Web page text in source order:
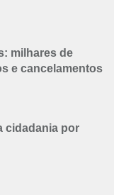
milhares de
e cancelamentos
cidadania por